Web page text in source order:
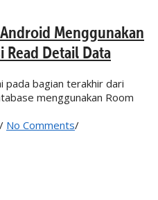
Menggunakan
Read Detail Data
pada bagian terakhir dari
menggunakan Room
/ No Comments/